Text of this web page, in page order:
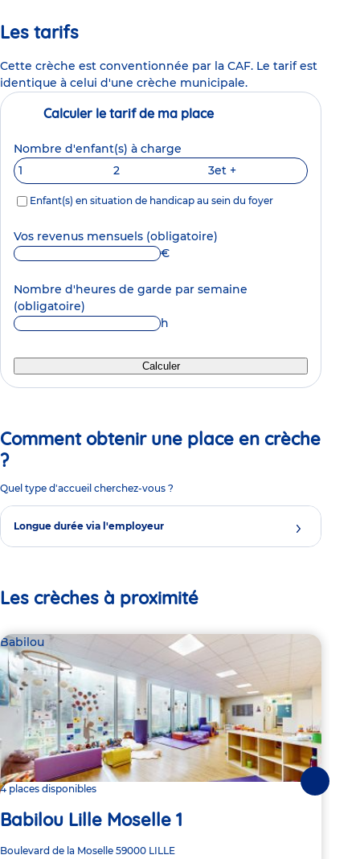
Les tarifs
Cette crèche est conventionnée par la CAF. Le tarif est
identique à celui d'une crèche municipale.
Calculer le tarif de ma place
Nombre d'enfant(s) à charge
1
2 3et +
Enfant(s) en situation de handicap au sein du foyer
Vos revenus mensuels (obligatoire)
€
Nombre d'heures de garde par semaine
(obligatoire)
h
Calculer
Comment obtenir une place en crèche
?
Quel type d'accueil cherchez-vous ?
Longue durée via l'employeur
Les crèches à proximité
Babilou
4 places disponibles
Babilou Lille Moselle 1
Adresse
Boulevard de la Moselle 59000 LILLE